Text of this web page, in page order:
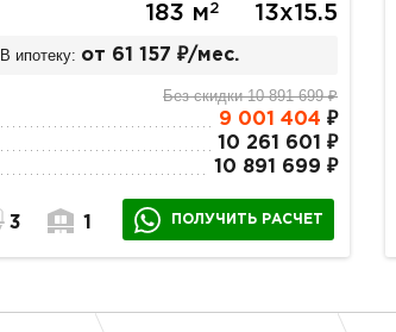
183 м2 13х15.5
В ипотеку: от 61 157 ₽/мес.
Без скидки 10 891 699 ₽
9 001 404 ₽
10 261 601 ₽
10 891 699 ₽
3 1 ПОЛУЧИТЬ РАСЧЕТ